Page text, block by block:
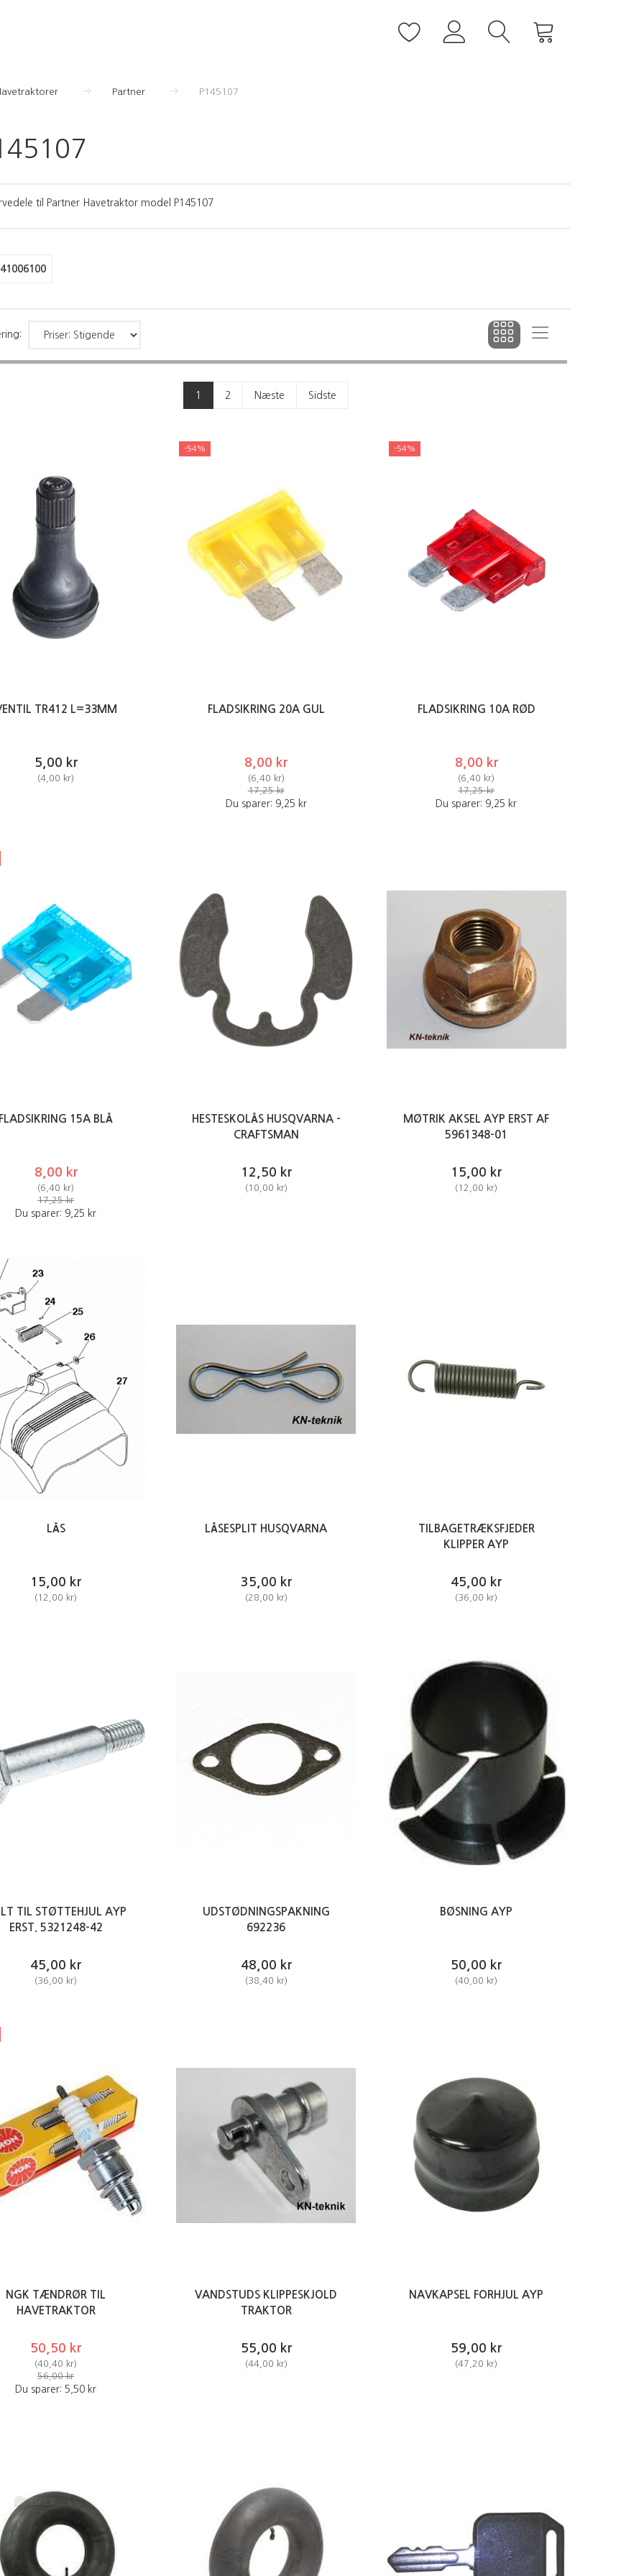
Partner P145107
til Partner Havetraktor model P145107
1 2 Næste Sidste
TR412 L=33MM
5,00 kr
(4,00 kr)
-54%
FLADSIKRING 20A GUL
8,00 kr
(6,40 kr)
17,25 kr
Du sparer: 9,25 kr
-54%
FLADSIKRING 10A RØD
8,00 kr
(6,40 kr)
17,25 kr
Du sparer: 9,25 kr
15A BLÅ
8,00 kr
(6,40 kr)
17,25 kr
Du sparer: 9,25 kr
HESTESKOLÅS HUSQVARNA -
CRAFTSMAN
12,50 kr
(10,00 kr)
MØTRIK AKSEL AYP ERST AF
5961348-01
15,00 kr
(12,00 kr)
LÅS
15,00 kr
(12,00 kr)
LÅSESPLIT HUSQVARNA
35,00 kr
(28,00 kr)
TILBAGETRÆKSFJEDER
KLIPPER AYP
45,00 kr
(36,00 kr)
TIL STØTTEHJUL AYP
ERST. 5321248-42
45,00 kr
(36,00 kr)
UDSTØDNINGSPAKNING
692236
48,00 kr
(38,40 kr)
BØSNING AYP
50,00 kr
(40,00 kr)
NGK TÆNDRØR TIL
HAVETRAKTOR
50,50 kr
(40,40 kr)
56,00 kr
Du sparer: 5,50 kr
VANDSTUDS KLIPPESKJOLD
TRAKTOR
55,00 kr
(44,00 kr)
NAVKAPSEL FORHJUL AYP
59,00 kr
(47,20 kr)